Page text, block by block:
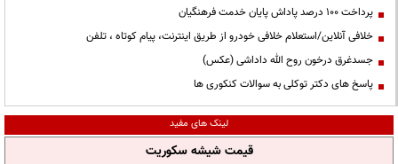
پرداخت ۱۰۰ درصد پاداش پایان خدمت فرهنگیان
خلافی آنلاین/استعلام خلافی خودرو از طریق اینترنت، پیام کوتاه ، تلفن
جسدغرق درخون روح الله داداشی (عکس)
پاسخ های دکتر توکلی به سوالات کنکوری ها
لینک های مفید
قیمت شیشه سکوریت